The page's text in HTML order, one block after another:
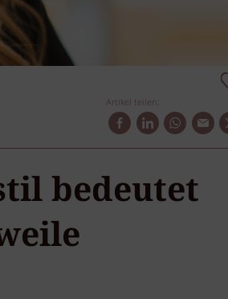
Artikel teilen:
bedeutet